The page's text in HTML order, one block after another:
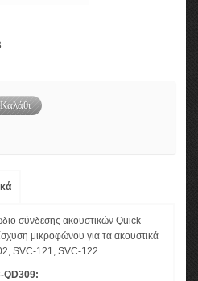
σύνδεσης ακουστικών Quick
μικροφώνου για τα ακουστικά
SVC-121, SVC-122
QD309: